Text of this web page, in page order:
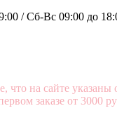
/Сб-Вс 09:00 до
что на сайте
заказе от 3000